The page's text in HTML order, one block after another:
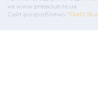
на www.pressclub.te.ua
Сайт розроблено "GorD